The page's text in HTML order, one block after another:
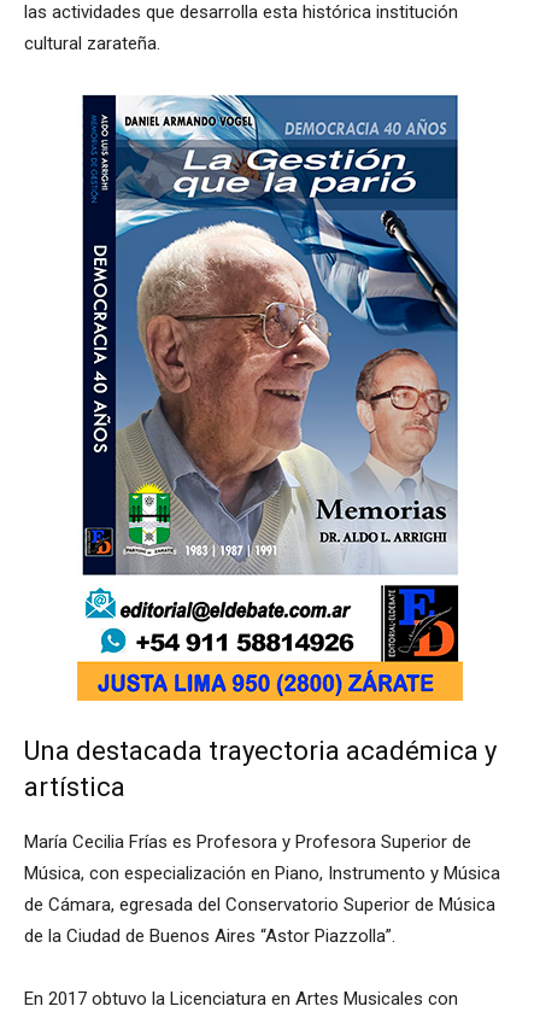
las actividades que desarrolla esta histórica institución
cultural zarateña.
Una destacada trayectoria académica y
artística
María Cecilia Frías es Profesora y Profesora Superior de
Música, con especialización en Piano, Instrumento y Música
de Cámara, egresada del Conservatorio Superior de Música
de la Ciudad de Buenos Aires “Astor Piazzolla”.
En 2017 obtuvo la Licenciatura en Artes Musicales con